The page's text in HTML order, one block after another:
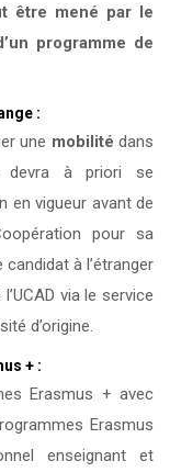
être mené par le
programme de
:
une mobilité dans
à priori se
en vigueur avant de
pour sa
à l’étranger
via le service
d’origine.
+ :
Erasmus + avec
Erasmus
enseignant et